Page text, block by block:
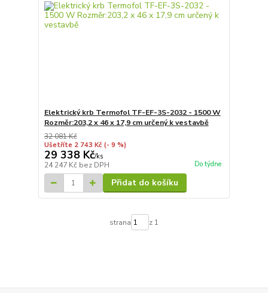
Elektrický krb Termofol TF-EF-3S-2032 - 1500 W
Rozměr:203,2 x 46 x 17,9 cm určený k vestavbě
32 081 Kč
Ušetříte 2 743 Kč (- 9 %)
29 338 Kč/ks
24 247 Kč bez DPH Do týdne
Přidat do košíku
strana z 1